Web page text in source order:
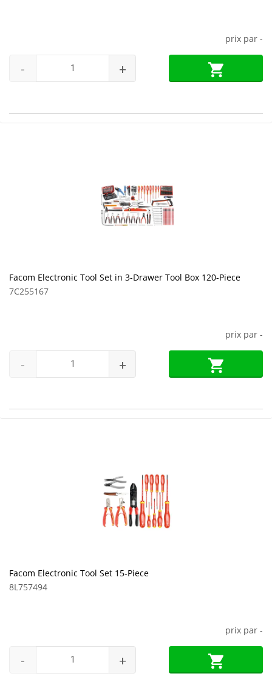
prix par -
- +
Facom Electronic Tool Set in 3-Drawer Tool Box 120-Piece
7C255167
prix par -
- +
Facom Electronic Tool Set 15-Piece
8L757494
prix par -
- +